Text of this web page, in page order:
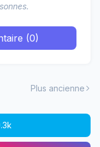
(0)
Plus ancienne